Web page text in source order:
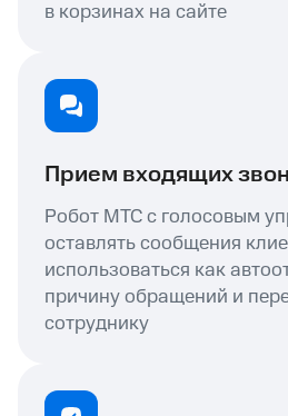
в корзинах на сайте
Прием входящих
Робот МТС с голосовым
оставлять сообщения
использоваться как
причину обращений и
сотруднику